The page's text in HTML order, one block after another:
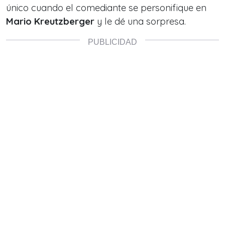
único cuando el comediante se personifique en
Mario Kreutzberger y le dé una sorpresa.